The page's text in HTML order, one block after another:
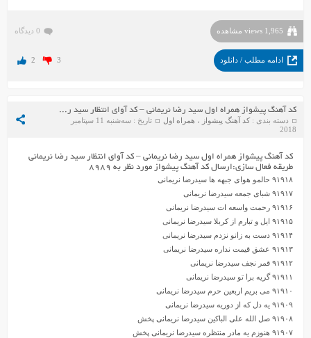
1,965 views مشاهده 0 دیدگاه
ادامه مطلب / دانلود 2 3
کد آهنگ پیشواز همراه اول سید رضا نریمانی – کد آوای انتظار سید رضا نریمانی
دسته بندی :کد آهنگ پیشواز ، همراه اول
تاریخ : سه‌شنبه 11 سپتامبر
2018
کد آهنگ پیشواز همراه اول سید رضا نریمانی – کد آوای انتظار سید رضا نریمانی
طریقه فعال سازی:ارسال کد آهنگ پیشواز مورد نظر به ۸۹۸۹
۹۱۹۱۸ حالمو هوای جبهه ها سیدرضا نریمانی
۹۱۹۱۷ شبای جمعه سیدرضا نریمانی
۹۱۹۱۶ رحمت واسعه ات سیدرضا نریمانی
۹۱۹۱۵ ایل و تبارم از کربلا سیدرضا نریمانی
۹۱۹۱۴ دست به زانو نزدم سیدرضا نریمانی
۹۱۹۱۳ عشق قیمت نداره سیدرضا نریمانی
۹۱۹۱۲ قمر نجف سیدرضا نریمانی
۹۱۹۱۱ گریه برا تو سیدرضا نریمانی
۹۱۹۱۰ می بریم اربعین حرم سیدرضا نریمانی
۹۱۹۰۹ یه دل که از دوریه سیدرضا نریمانی
۹۱۹۰۸ صل الله علی الباکین سیدرضا نریمانی پخش
۹۱۹۰۷ هنوزم یه مادر منتظره سیدرضا نریمانی پخش